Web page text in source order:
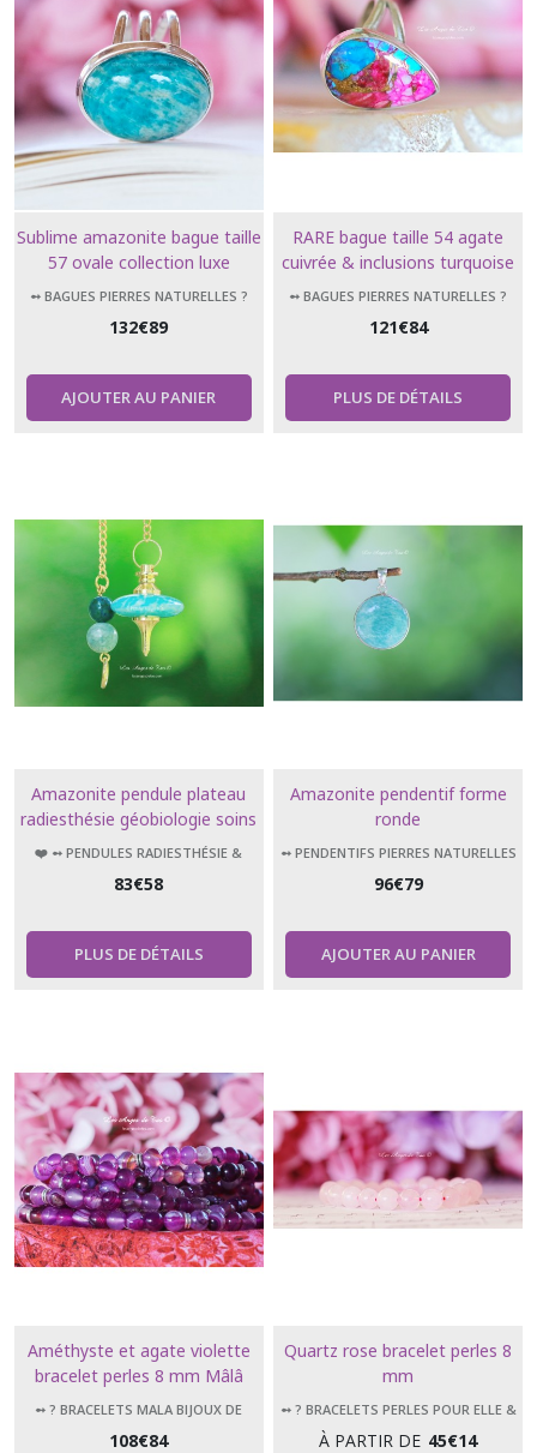
Sublime amazonite bague taille
57 ovale collection luxe
➻ BAGUES PIERRES NATURELLES ?
132€89
AJOUTER AU PANIER
RARE bague taille 54 agate
cuivrée & inclusions turquoise
forme larme
➻ BAGUES PIERRES NATURELLES ?
121€84
PLUS DE DÉTAILS
Amazonite pendule plateau
radiesthésie géobiologie soins
❤️ ➻ PENDULES RADIESTHÉSIE &
83€58
PLUS DE DÉTAILS
Amazonite pendentif forme
ronde
➻ PENDENTIFS PIERRES NATURELLES
96€79
AJOUTER AU PANIER
Améthyste et agate violette
bracelet perles 8 mm Mâlâ
tibétains 108 perles bijoux de
➻ ? BRACELETS MALA BIJOUX DE
108€84
Quartz rose bracelet perles 8
mm
➻ ? BRACELETS PERLES POUR ELLE &
À PARTIR DE 45€14